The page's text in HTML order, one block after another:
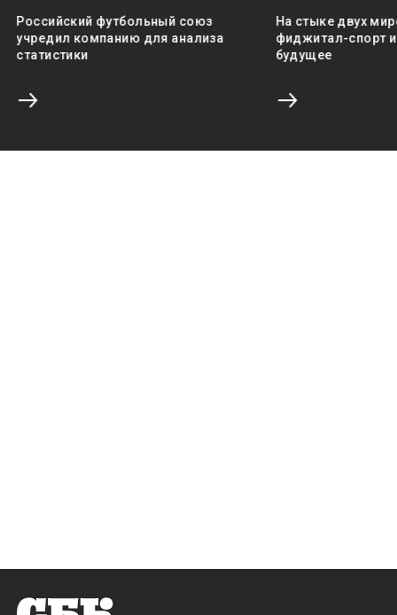
Российский футбольный союз
учредил компанию для анализа
статистики
На стыке двух
фиджитал-спорт
будущее